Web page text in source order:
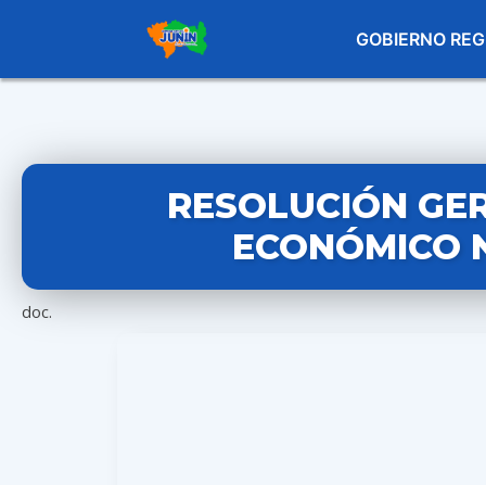
GOBIERNO
RESOLUCIÓN
ECONÓMICO
doc.